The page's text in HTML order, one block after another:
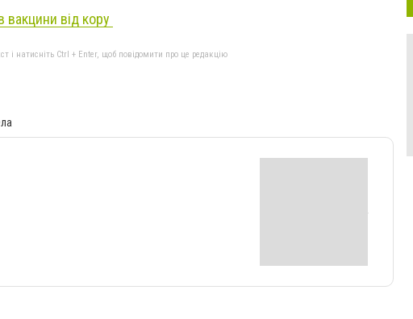
вакцини від кору
і натисніть Ctrl + Enter, щоб повідомити про це редакцію